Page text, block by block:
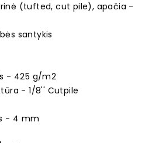
(tufted, cut pile), apačia -
santykis
- 425 g/m2
- 1/8'' Cutpile
- 4 mm